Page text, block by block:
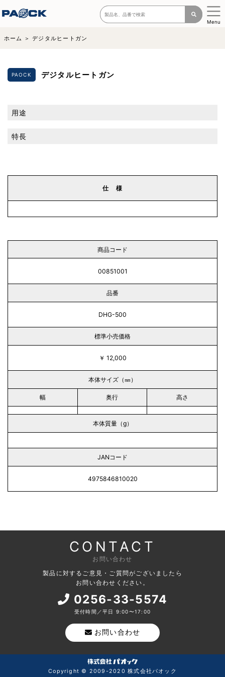
Menu
ホーム デジタルヒートガン
PAOCK デジタルヒートガン
用途
特長
仕 様
商品コード
00851001
品番
DHG-500
標準小売価格
￥ 12,000
本体サイズ（㎜）
幅 奥行 高さ
本体質量（g）
JANコード
4975846810020
CONTACT
お問い合わせ
製品に対するご意見・ご質問がございましたら
お問い合わせください。
0256-33-5574
受付時間／平日 9:00〜17:00
お問い合わせ
Copyright © 2009-2020 株式会社パオック